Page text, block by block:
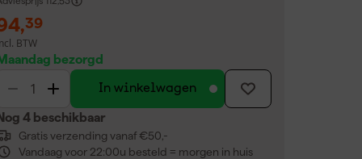
,39
BTW
bezorgd
In winkelwagen
4 beschikbaar
Gratis verzending vanaf €50,-
Vandaag voor 22:00u besteld = morgen in huis